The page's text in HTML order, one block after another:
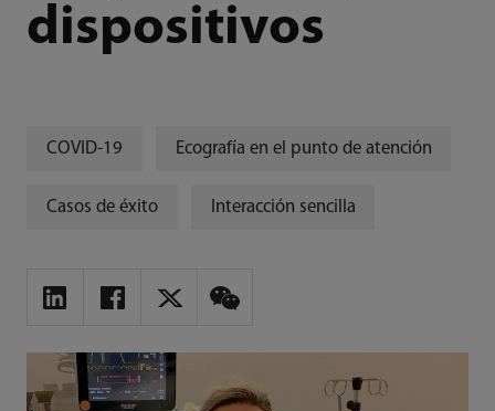
dispositivos
COVID-19 Ecografía en el punto de atención
Casos de éxito Interacción sencilla